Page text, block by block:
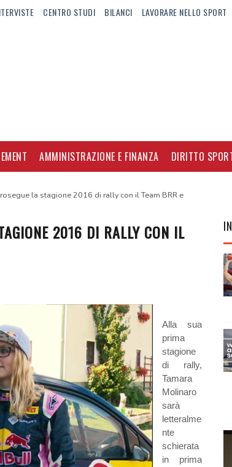
CENTRO STUDI BILANCI LAVORARE NELLO SPORT
AMMINISTRAZIONE E FINANZA DIRITTO
la stagione 2016 di rally con il Team BRR e
2016 DI RALLY CON IL
Alla sua
prima
stagione
di rally,
Tamara
Molinaro
sarà
letteralme
nte
schierata
in prima